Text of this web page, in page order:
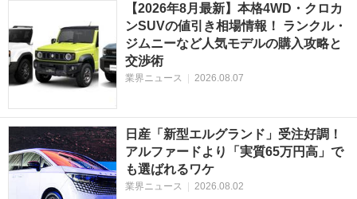
【2026年8月最新】本格4WD・クロカ
ンSUVの値引き相場情報！ ランクル・
ジムニーなど人気モデルの購入攻略と
交渉術
業界ニュース 2026.08.07
日産「新型エルグランド」受注好調！
アルファードより「実質65万円高」で
も選ばれるワケ
業界ニュース 2026.08.02